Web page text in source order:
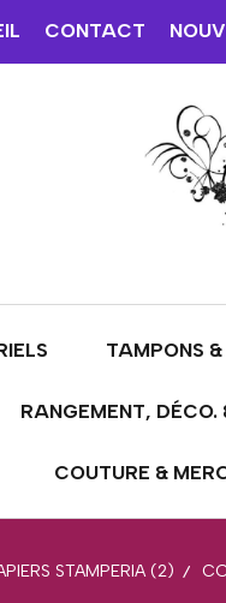
CONTACT
TAMPONS &
RANGEMENT, DÉCO.
COUTURE &
STAMPERIA (2)